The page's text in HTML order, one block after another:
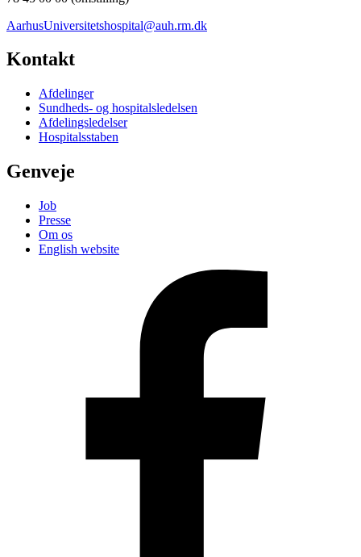
AarhusUniversitetshospital@auh.rm.dk
Kontakt
Afdelinger
Sundheds- og hospitalsledelsen
Afdelingsledelser
Hospitalsstaben
Genveje
Job
Presse
Om os
English website